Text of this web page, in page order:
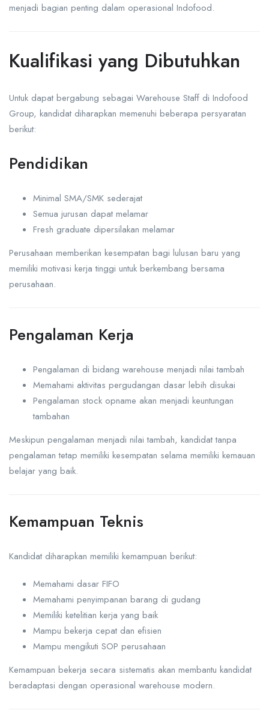
menjadi bagian penting dalam operasional Indofood.
Kualifikasi yang Dibutuhkan
Untuk dapat bergabung sebagai Warehouse Staff di Indofood
Group, kandidat diharapkan memenuhi beberapa persyaratan
berikut:
Pendidikan
Minimal SMA/SMK sederajat
Semua jurusan dapat melamar
Fresh graduate dipersilakan melamar
Perusahaan memberikan kesempatan bagi lulusan baru yang
memiliki motivasi kerja tinggi untuk berkembang bersama
perusahaan.
Pengalaman Kerja
Pengalaman di bidang warehouse menjadi nilai tambah
Memahami aktivitas pergudangan dasar lebih disukai
Pengalaman stock opname akan menjadi keuntungan
tambahan
Meskipun pengalaman menjadi nilai tambah, kandidat tanpa
pengalaman tetap memiliki kesempatan selama memiliki kemauan
belajar yang baik.
Kemampuan Teknis
Kandidat diharapkan memiliki kemampuan berikut:
Memahami dasar FIFO
Memahami penyimpanan barang di gudang
Memiliki ketelitian kerja yang baik
Mampu bekerja cepat dan efisien
Mampu mengikuti SOP perusahaan
Kemampuan bekerja secara sistematis akan membantu kandidat
beradaptasi dengan operasional warehouse modern.